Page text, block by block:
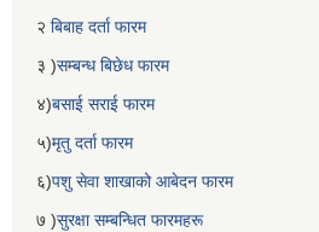
२ बिबाह दर्ता फारम
३ )सम्बन्ध बिछेध फारम
४)बसाई सराई फारम
५)मृतु दर्ता फारम
६)पशु सेवा शाखाको आबेदन फारम
७ )सुरक्षा सम्बन्धित फारमहरू